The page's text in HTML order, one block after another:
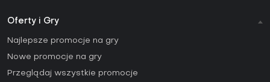
Oferty i Gry
Najlepsze promocje na gry
Nowe promocje na gry
Przeglądaj wszystkie promocje